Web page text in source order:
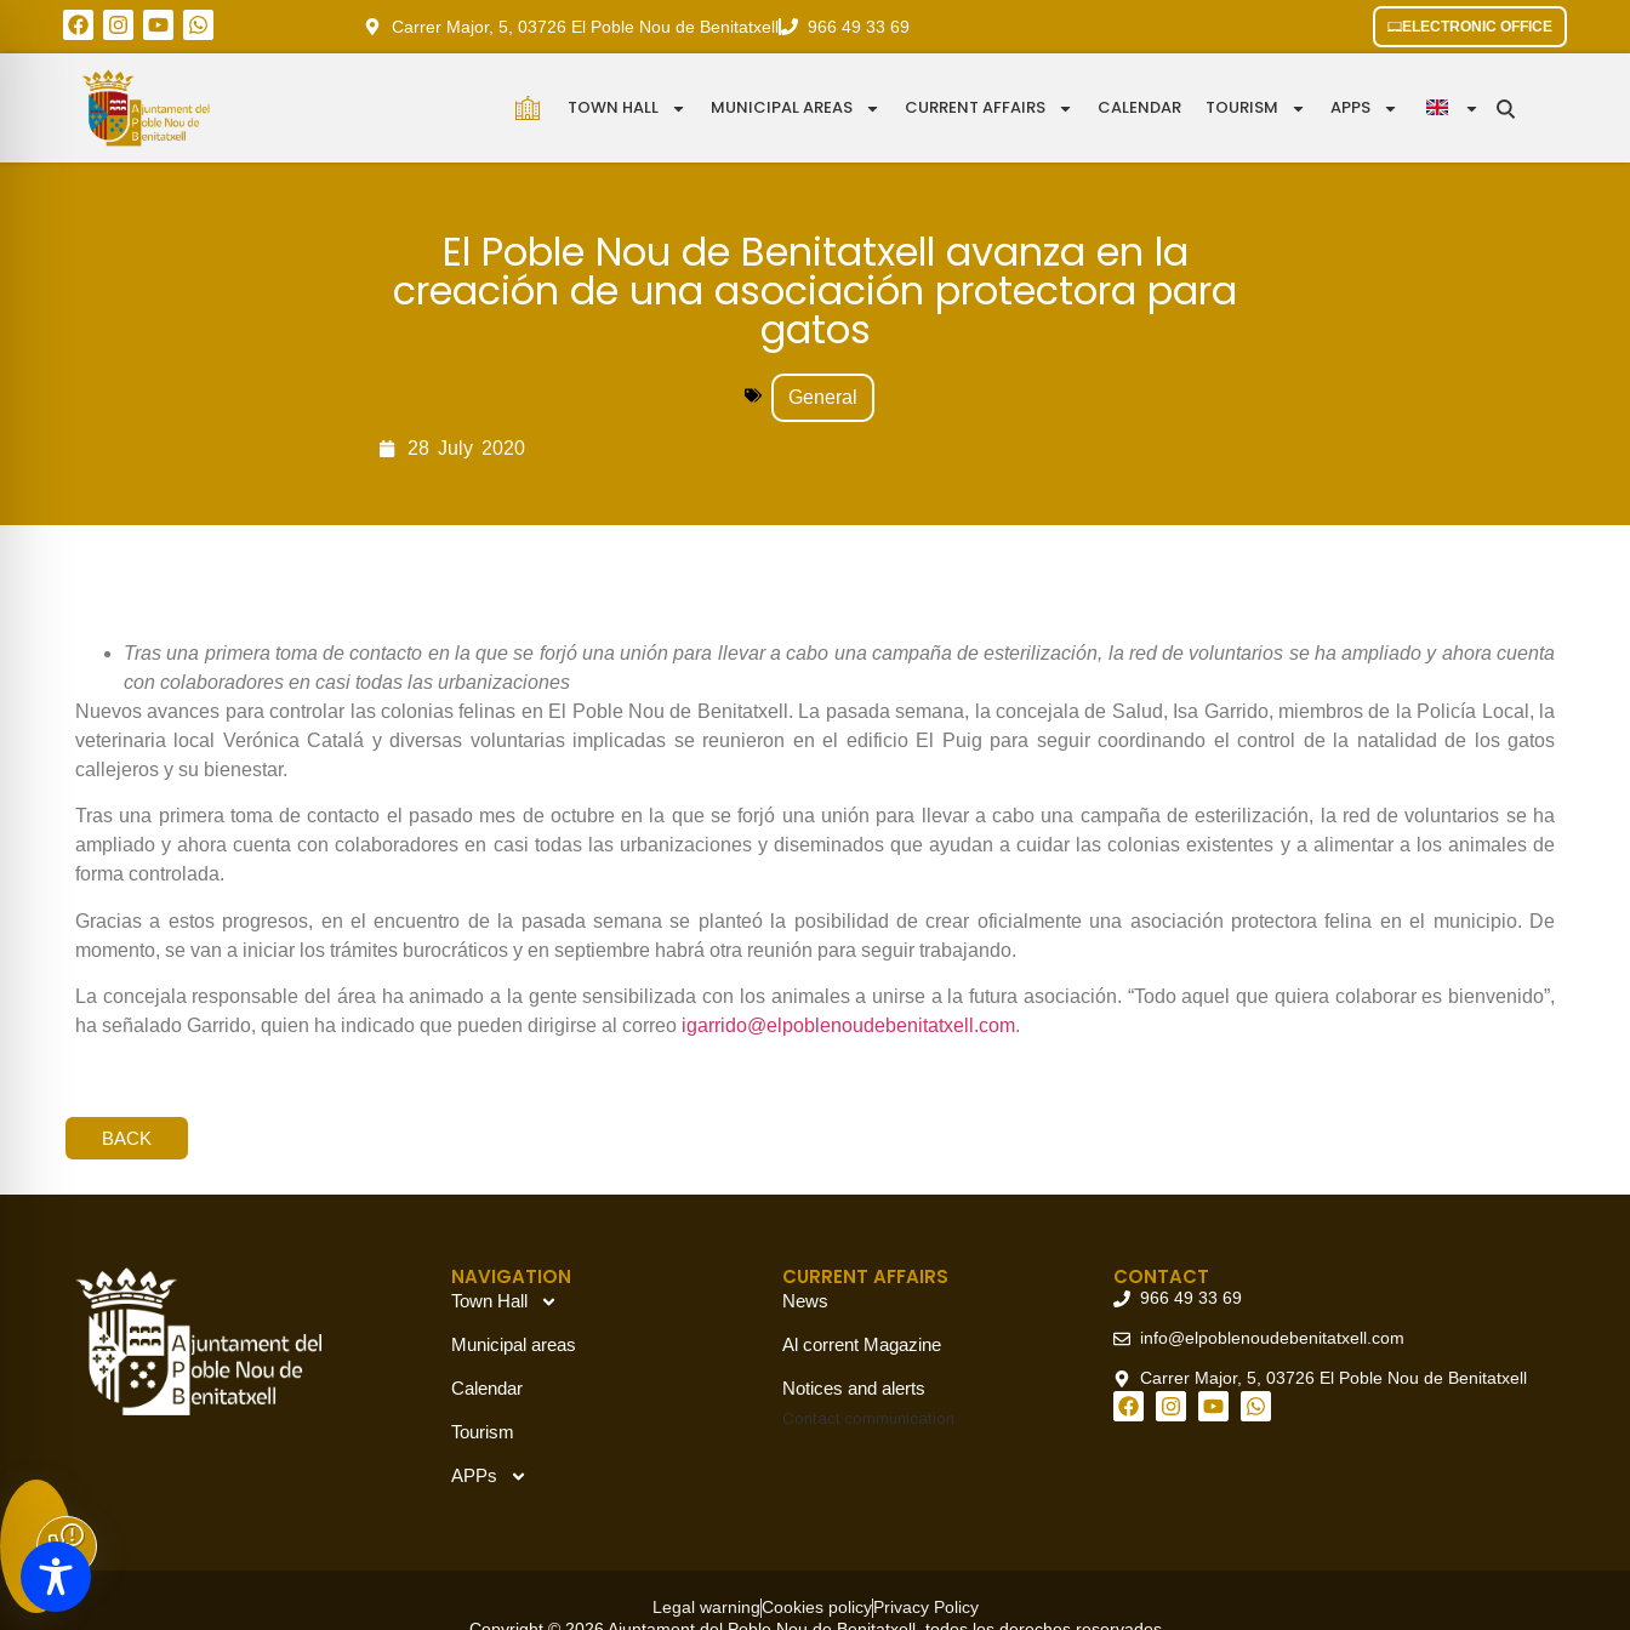
Carrer Major, 5, 03726 El Poble Nou de Benitatxell 966 49 33 69 ELECTRONIC OFFICE
TOWN HALL MUNICIPAL AREAS CURRENT AFFAIRS CALENDAR TOURISM APPS
El Poble Nou de Benitatxell avanza en la
creación de una asociación protectora para
gatos
General
28 July 2020
Tras una primera toma de contacto en la que se forjó una unión para llevar a cabo una campaña de esterilización, la red de voluntarios se ha ampliado y ahora cuenta
con colaboradores en casi todas las urbanizaciones
Nuevos avances para controlar las colonias felinas en El Poble Nou de Benitatxell. La pasada semana, la concejala de Salud, Isa Garrido, miembros de la Policía Local, la
veterinaria local Verónica Catalá y diversas voluntarias implicadas se reunieron en el edificio El Puig para seguir coordinando el control de la natalidad de los gatos
callejeros y su bienestar.
Tras una primera toma de contacto el pasado mes de octubre en la que se forjó una unión para llevar a cabo una campaña de esterilización, la red de voluntarios se ha
ampliado y ahora cuenta con colaboradores en casi todas las urbanizaciones y diseminados que ayudan a cuidar las colonias existentes y a alimentar a los animales de
forma controlada.
Gracias a estos progresos, en el encuentro de la pasada semana se planteó la posibilidad de crear oficialmente una asociación protectora felina en el municipio. De
momento, se van a iniciar los trámites burocráticos y en septiembre habrá otra reunión para seguir trabajando.
La concejala responsable del área ha animado a la gente sensibilizada con los animales a unirse a la futura asociación. “Todo aquel que quiera colaborar es bienvenido”,
ha señalado Garrido, quien ha indicado que pueden dirigirse al correo igarrido@elpoblenoudebenitatxell.com.
BACK
NAVIGATION
Town Hall
Municipal areas
Calendar
Tourism
APPs
CURRENT AFFAIRS
News
Al corrent Magazine
Notices and alerts
Contact communication
CONTACT
966 49 33 69
info@elpoblenoudebenitatxell.com
Carrer Major, 5, 03726 El Poble Nou de Benitatxell
Legal warningCookies policyPrivacy Policy